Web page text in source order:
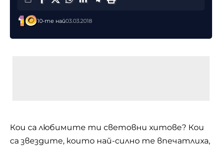
10-те най03.03.2018
Кои са любимите ти световни хитове? Кои
са звездите, които най-силно те впечатлиха,